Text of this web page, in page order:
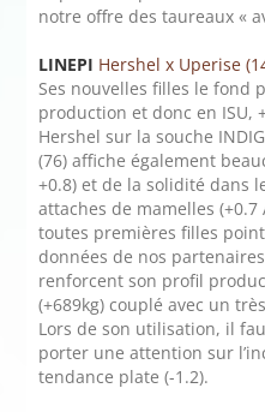
notre offre des taureaux «
LINEPI Hershel x Uperise
Ses nouvelles filles le fond
production et donc en ISU,
Hershel sur la souche
(76) affiche également
+0.8) et de la solidité dans
attaches de mamelles (+0.7
toutes premières filles
données de nos
renforcent son profil
(+689kg) couplé avec un
Lors de son utilisation, il
porter une attention sur
tendance plate (-1.2).